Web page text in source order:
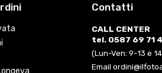
Contatti
CALL CENTER
tel. 0587 69 71
(Lun-Ven: 9-13 e
Email